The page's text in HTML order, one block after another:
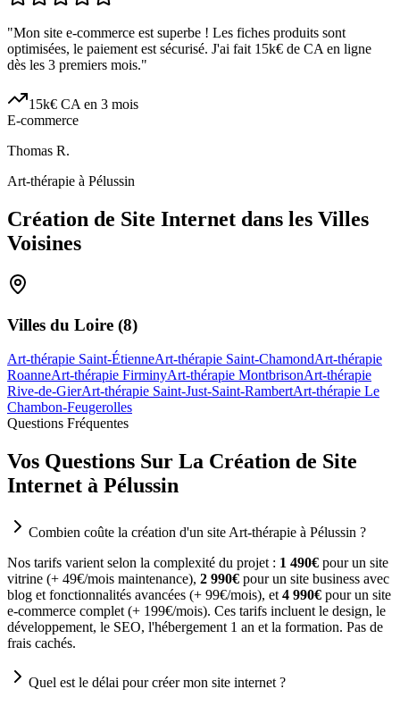
"Mon site e-commerce est superbe ! Les fiches produits sont
optimisées, le paiement est sécurisé. J'ai fait 15k€ de CA en ligne
dès les 3 premiers mois."
15k€ CA en 3 mois
E-commerce
Thomas R.
Art-thérapie à Pélussin
Création de Site Internet dans les Villes
Voisines
Villes du Loire (8)
Art-thérapie Saint-ÉtienneArt-thérapie Saint-ChamondArt-thérapie
RoanneArt-thérapie FirminyArt-thérapie MontbrisonArt-thérapie
Rive-de-GierArt-thérapie Saint-Just-Saint-RambertArt-thérapie Le
Chambon-Feugerolles
Questions Fréquentes
Vos Questions Sur La Création de Site
Internet à Pélussin
Combien coûte la création d'un site Art-thérapie à Pélussin ?
Nos tarifs varient selon la complexité du projet : 1 490€ pour un site
vitrine (+ 49€/mois maintenance), 2 990€ pour un site business avec
blog et fonctionnalités avancées (+ 99€/mois), et 4 990€ pour un site
e-commerce complet (+ 199€/mois). Ces tarifs incluent le design, le
développement, le SEO, l'hébergement 1 an et la formation. Pas de
frais cachés.
Quel est le délai pour créer mon site internet ?